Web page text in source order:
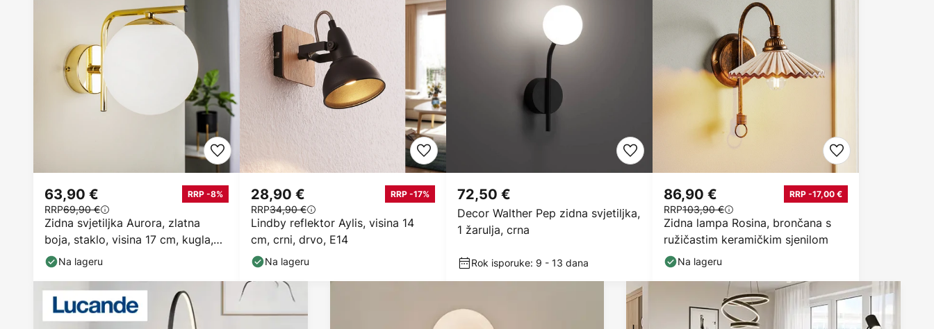
Zidna svjetiljka Aurora, zlatna
boja, staklo, visina 17 cm, kugla,
E14
63,90 € RRP -8%
RRP69,90 €
Na lageru
Lindby reflektor Aylis, visina 14
cm, crni, drvo, E14
28,90 € RRP -17%
RRP34,90 €
Na lageru
Decor Walther Pep zidna svjetiljka,
1 žarulja, crna
72,50 €
Rok isporuke: 9 - 13 dana
Zidna lampa Rosina, brončana s
ružičastim keramičkim sjenilom
86,90 € RRP -17,00 €
RRP103,90 €
Na lageru